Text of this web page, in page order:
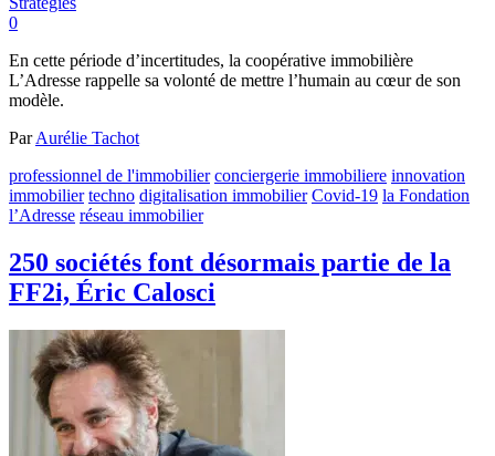
0
En cette période d’incertitudes, la coopérative immobilière
L’Adresse rappelle sa volonté de mettre l’humain au cœur de son
modèle.
ParAurélie Tachot
professionnel de l'immobilier conciergerie immobiliere innovation
immobilier techno digitalisation immobilier Covid-19 la Fondation
l’Adresse réseau immobilier
250 sociétés font désormais partie de la
FF2i, Éric Calosci